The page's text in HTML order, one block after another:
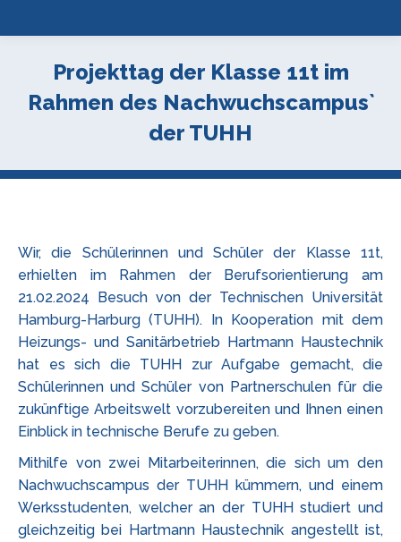
Projekttag der Klasse 11t im
Rahmen des Nachwuchscampus`
der TUHH
Wir, die Schülerinnen und Schüler der Klasse 11t,
erhielten im Rahmen der Berufsorientierung am
21.02.2024 Besuch von der Technischen Universität
Hamburg-Harburg (TUHH). In Kooperation mit dem
Heizungs- und Sanitärbetrieb Hartmann Haustechnik
hat es sich die TUHH zur Aufgabe gemacht, die
Schülerinnen und Schüler von Partnerschulen für die
zukünftige Arbeitswelt vorzubereiten und Ihnen einen
Einblick in technische Berufe zu geben.
Mithilfe von zwei Mitarbeiterinnen, die sich um den
Nachwuchscampus der TUHH kümmern, und einem
Werksstudenten, welcher an der TUHH studiert und
gleichzeitig bei Hartmann Haustechnik angestellt ist,